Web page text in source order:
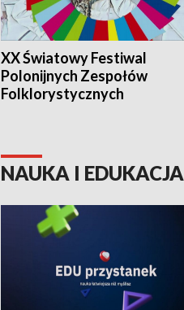
XX Światowy Festiwal
Polonijnych Zespołów
Folklorystycznych
NAUKA I EDUKACJA